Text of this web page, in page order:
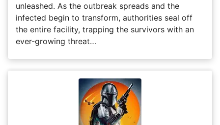
unleashed. As the outbreak spreads and the
infected begin to transform, authorities seal off
the entire facility, trapping the survivors with an
ever-growing threat…